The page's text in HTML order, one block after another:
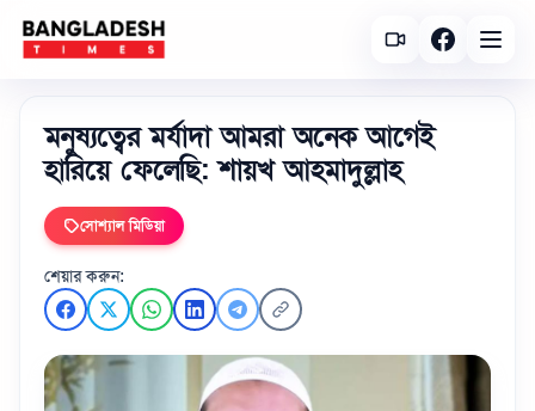
মনুষ্যত্বের মর্যাদা আমরা অনেক আগেই
হারিয়ে ফেলেছি: শায়খ আহমাদুল্লাহ
সোশ্যাল মিডিয়া
শেয়ার করুন: